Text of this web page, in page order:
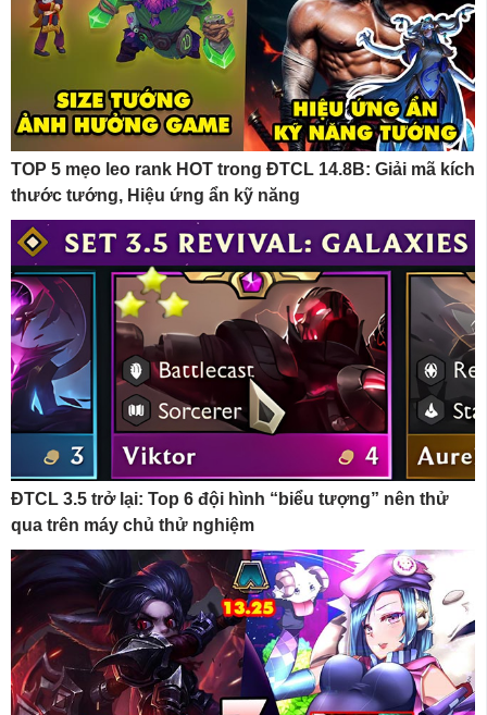
TOP 5 mẹo leo rank HOT trong ĐTCL 14.8B: Giải mã kích
thước tướng, Hiệu ứng ẩn kỹ năng
ĐTCL 3.5 trở lại: Top 6 đội hình “biểu tượng” nên thử
qua trên máy chủ thử nghiệm